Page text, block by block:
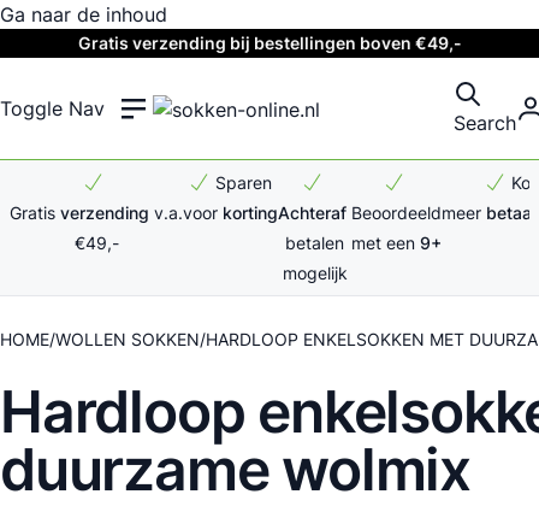
Ga naar de inhoud
Gratis verzending bij bestellingen boven €49,-
Toggle Nav
Search
Gratis verzending v.a.
€49,-
Sparen
voor kortingAchteraf
betalen
mogelijk
Beoordeeld
met een 9+
meer betaal
HOME WOLLEN SOKKEN HARDLOOP ENKELSOKKEN MET
Hardloop
duurzame wolmix